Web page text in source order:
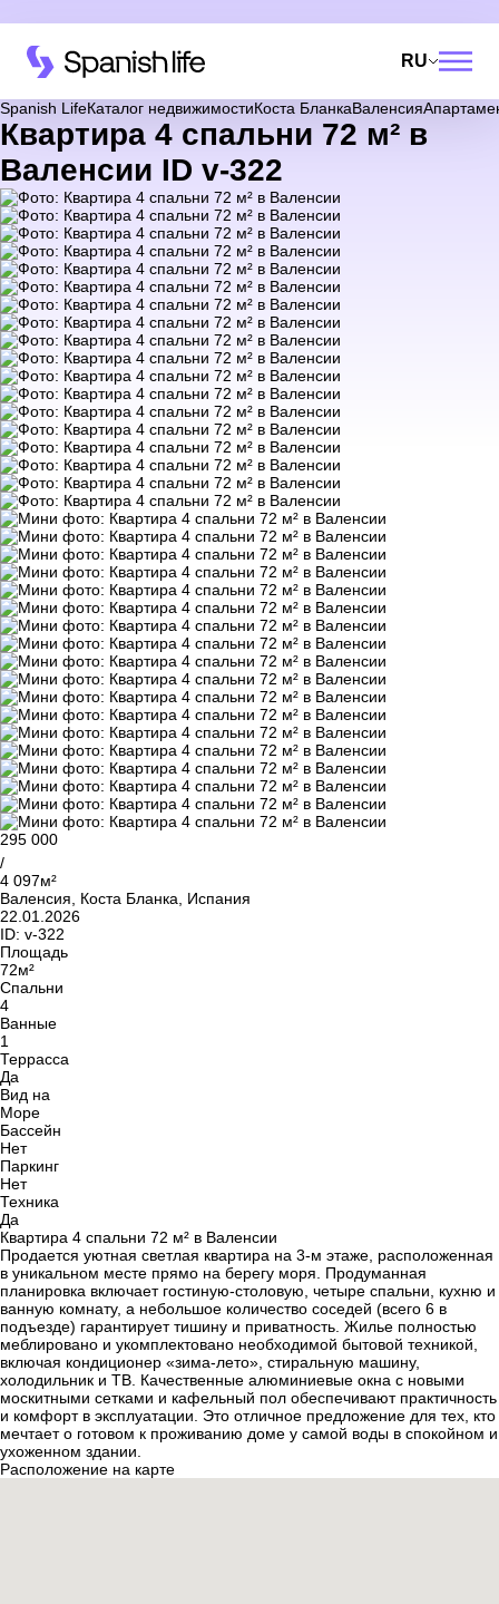
RU
Spanish LifeКаталог недвижимостиКоста БланкаВаленсия
Квартира 4 спальни 72 м² в
Валенсии ID v-322
295 000
/
4 097м²
Валенсия, Коста Бланка, Испания
22.01.2026
ID: v-322
Площадь
72м²
Спальни
4
Ванные
1
Террасса
Да
Вид на
Море
Бассейн
Нет
Паркинг
Нет
Техника
Да
Квартира 4 спальни 72 м² в Валенсии
Продается уютная светлая квартира на 3-м этаже, расположенная
в уникальном месте прямо на берегу моря. Продуманная
планировка включает гостиную-столовую, четыре спальни, кухню и
ванную комнату, а небольшое количество соседей (всего 6 в
подъезде) гарантирует тишину и приватность. Жилье полностью
меблировано и укомплектовано необходимой бытовой техникой,
включая кондиционер «зима-лето», стиральную машину,
холодильник и ТВ. Качественные алюминиевые окна с новыми
москитными сетками и кафельный пол обеспечивают практичность
и комфорт в эксплуатации. Это отличное предложение для тех, кто
мечтает о готовом к проживанию доме у самой воды в спокойном и
ухоженном здании.
Расположение на карте